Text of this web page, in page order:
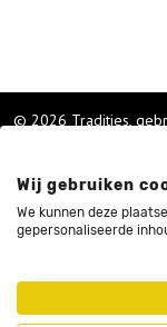
© 2026 Tradities,
Privacybeleid
Cookies
Sitemap
Webdesign by Code
Wij gebruiken
We kunnen deze
gepersonaliseerde